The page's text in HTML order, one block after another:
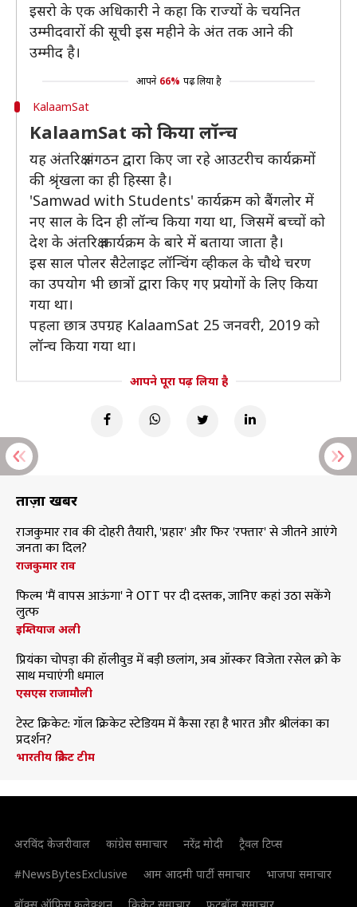
इसरो के एक अधिकारी ने कहा कि राज्यों के चयनित
उम्मीदवारों की सूची इस महीने के अंत तक आने की
उम्मीद है।
आपने 66% पढ़ लिया है
KalaamSat
KalaamSat को किया लॉन्च
यह अंतरिक्ष संगठन द्वारा किए जा रहे आउटरीच कार्यक्रमों
की श्रृंखला का ही हिस्सा है।
'Samwad with Students' कार्यक्रम को बैंगलोर में
नए साल के दिन ही लॉन्च किया गया था, जिसमें बच्चों को
देश के अंतरिक्ष कार्यक्रम के बारे में बताया जाता है।
इस साल पोलर सैटेलाइट लॉन्चिंग व्हीकल के चौथे चरण
का उपयोग भी छात्रों द्वारा किए गए प्रयोगों के लिए किया
गया था।
पहला छात्र उपग्रह KalaamSat 25 जनवरी, 2019 को
लॉन्च किया गया था।
आपने पूरा पढ़ लिया है
ताज़ा खबरें
राजकुमार राव की दोहरी तैयारी, 'प्रहार' और फिर 'रफ्तार' से जीतने आएंगे
जनता का दिल?
राजकुमार राव
फिल्म 'मैं वापस आऊंगा' ने OTT पर दी दस्तक, जानिए कहां उठा सकेंगे
लुत्फ
इम्तियाज अली
प्रियंका चोपड़ा की हॉलीवुड में बड़ी छलांग, अब ऑस्कर विजेता रसेल क्रो के
साथ मचाएंगी धमाल
एसएस राजामौली
टेस्ट क्रिकेट: गॉल क्रिकेट स्टेडियम में कैसा रहा है भारत और श्रीलंका का
प्रदर्शन?
भारतीय क्रिकेट टीम
अरविंद केजरीवाल कांग्रेस समाचार नरेंद्र मोदी
ट्रैवल टिप्स
#NewsBytesExclusive
आम आदमी पार्टी समाचार
भाजपा समाचार